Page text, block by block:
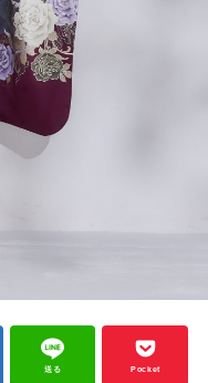
送る Pocket